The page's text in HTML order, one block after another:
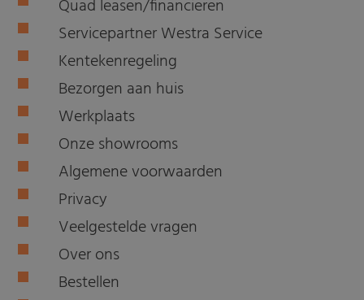
Quad leasen/financieren
Servicepartner Westra Service
Kentekenregeling
Bezorgen aan huis
Werkplaats
Onze showrooms
Algemene voorwaarden
Privacy
Veelgestelde vragen
Over ons
Bestellen